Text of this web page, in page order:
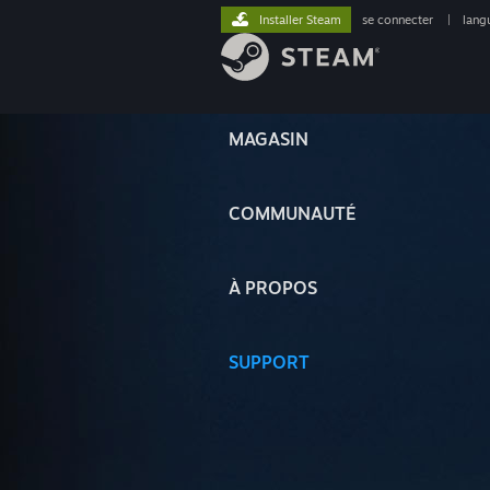
MAGASIN
COMMUNAUTÉ
À PROPOS
SUPPORT
Installer Steam se connecter